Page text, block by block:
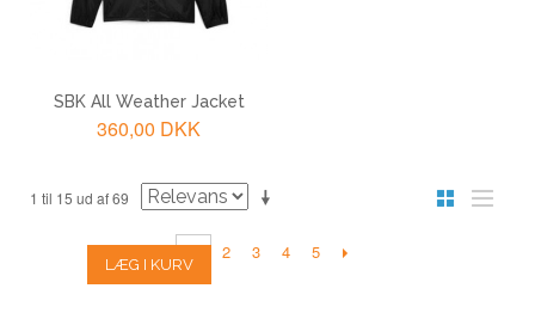
SBK All Weather Jacket
360,00 DKK
LÆG I KURV
1 til 15 ud af 69
1 2 3 4 5